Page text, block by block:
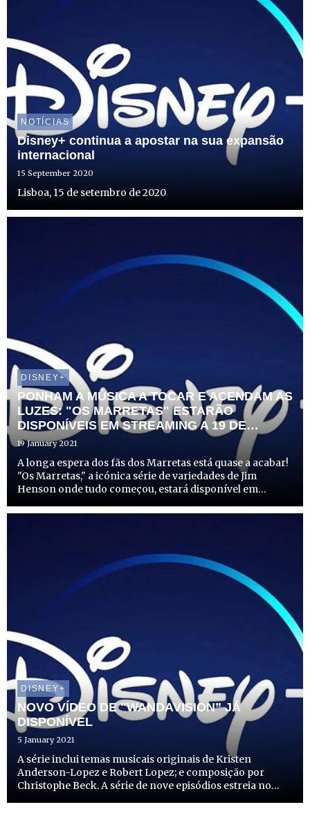
NOTÍCIAS
Disney+ continua a apostar na sua expansão
internacional
15 September 2020
Lisboa, 15 de setembro de 2020
DISNEY+
PONHAM A MÚSICA A TOCAR E ACENDAM AS
LUZES: "OS MARRETAS" ESTARÃO
DISPONÍVEIS EM STREAMING A 19 DE
FEVEREIRO SÓ NO DISNEY+
19 January 2021
A longa espera dos fãs dos Marretas está quase a acabar!
"Os Marretas," a icónica série de variedades de Jim
Henson onde tudo começou, estará disponível em
Disney+. Além das três primeiras temporadas, os fãs
DISNEY+
NOVO VÍDEO DE "WANDAVISION” JÁ
DISPONÍVEL
5 January 2021
A série inclui temas musicais originais de Kristen
Anderson-Lopez e Robert Lopez; e composição por
Christophe Beck. A série de nove episódios estreia no